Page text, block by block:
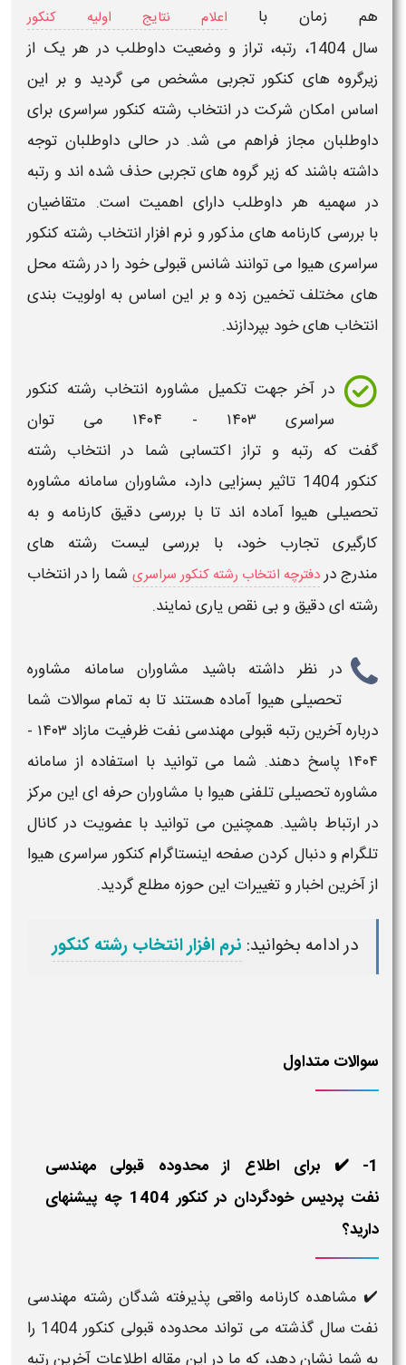
هم زمان با اعلام نتایج اولیه کنکور
سال1404، رتبه،تراز ووضعیت داوطلب در هر یک از
زیرگروه های کنکور تجربی مشخص می گردید و بر این
اساس امکان شرکت درانتخاب رشته کنکور سراسری برای
داوطلبان مجاز فراهم می شد. در حالی داوطلبان توجه
داشته باشند که زیر گروه های تجربی حذف شده اند و رتبه
در سهمیه هر داوطلب دارای اهمیت است. متقاضیان
بابررسی کارنامه های مذکور و نرم افزار انتخاب رشته کنکور
سراسری هیوا می توانند شانس قبولیخود را دررشته محل
های مختلف تخمین زده و بر این اساس به اولویت بندی
انتخاب هایخود بپردازند.
در آخر جهت تکمیل مشاوره انتخاب رشته کنکور
سراسری ۱۴۰۳ - ۱۴۰۴​
می توان
گفت که رتبه و ترازاکتسابی شما در انتخاب رشته
کنکور 1404 تاثیر بسزایی دارد، مشاوران سامانه مشاوره
تحصیلی هیواآماده اند تا بابررسی دقیق کارنامهو به
کارگیری تجارب خود، با بررسی لیست رشته های
مندرجدردفترچه انتخاب رشته کنکور سراسری شما را درانتخاب
رشته ایدقیق وبی نقص یاری نمایند.
در نظر داشته باشید مشاوران سامانه مشاوره
تحصیلی هیوا آماده هستند تا به تمام سوالات شما
دربارهآخرین رتبه قبولی مهندسی نفت ظرفیت مازاد
۱۴۰۳ -
۱۴۰۴​ پاسخ دهند. شما می توانید با استفاده از سامانه
مشاوره تحصیلی تلفنی هیوا با مشاوران حرفه ای این مرکز
در ارتباط باشید. همچنین می توانید با عضویت در کانال
تلگرام و دنبال کردن صفحه اینستاگرام کنکور سراسری هیوا
ازآخریناخبار و تغییرات این حوزه مطلع گردید.
در ادامه بخوانید: نرم افزار انتخاب رشته کنکور
سوالات متداول
1- ✔️ برای اطلاع از محدوده قبولی مهندسی
نفت پردیس خودگردان در کنکور 1404 چه پیشنهای
دارید؟
✔️ مشاهده کارنامه واقعی پذیرفته شدگان رشته مهندسی
نفت سال گذشته می تواند محدوده قبولی کنکور 1404 را
به شما نشان دهد، که ما در این مقاله اطلاعات آخرین رتبه